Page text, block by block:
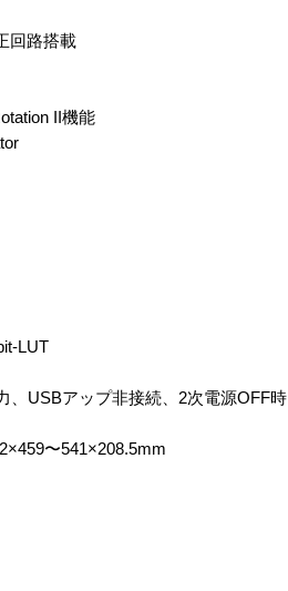
回路搭載
II機能
LUT
USBアップ非接続、2次電源OFF時
〜541×208.5mm